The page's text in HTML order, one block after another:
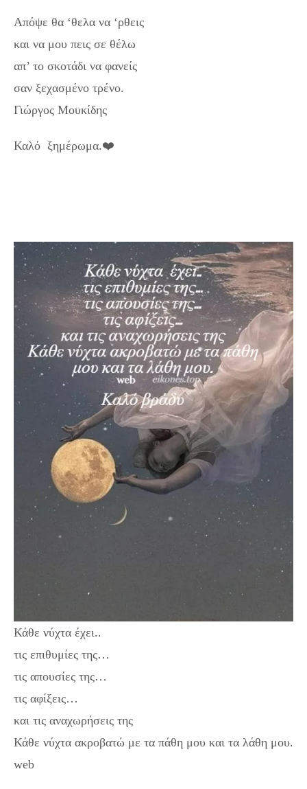
Απόψε θα ‘θελα να ‘ρθεις
και να μου πεις σε θέλω
απ’ το σκοτάδι να φανείς
σαν ξεχασμένο τρένο.
Γιώργος Μουκίδης
Καλό ξημέρωμα.❤️
Κάθε νύχτα έχει..
τις επιθυμίες της…
τις απουσίες της…
τις αφίξεις…
και τις αναχωρήσεις της
Κάθε νύχτα ακροβατώ με τα πάθη μου και τα λάθη μου.
web